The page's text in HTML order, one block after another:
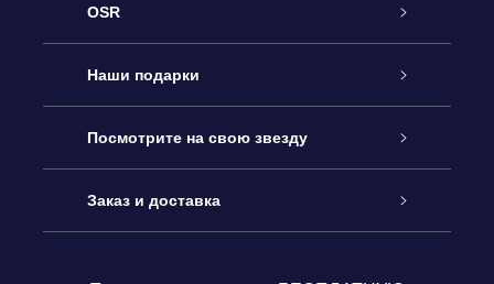
OSR
Обслуживание
Как с нами связаться
Блог
Наши подарки
Онлайн подарок Online Star Gift
Подарочный набор OSR
Посмотрите на свою звезду
Звездный реестр
Заказ и доставка